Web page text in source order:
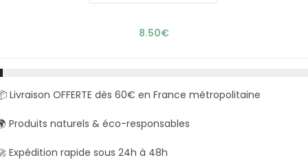
8.50€
Livraison OFFERTE dès 60€ en France métropolitaine
Produits naturels & éco-responsables
Expédition rapide sous 24h à 48h